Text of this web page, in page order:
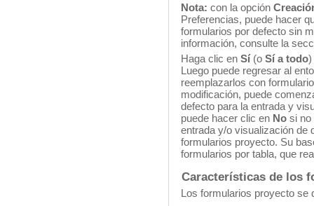
Nota: con la opción
Preferencias, puede hacer
formularios por defecto sin
información, consulte la
Haga clic en Sí (o Sí a todo)
Luego puede regresar al
reemplazarlos con
modificación, puede
defecto para la entrada y
puede hacer clic en No si no
entrada y/o visualización de
formularios proyecto. Su
formularios por tabla, que
Características de los
Los formularios proyecto se